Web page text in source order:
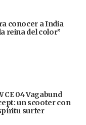
conocer a India
reina del color”
CE 04 Vagabund
un scooter con
surfer